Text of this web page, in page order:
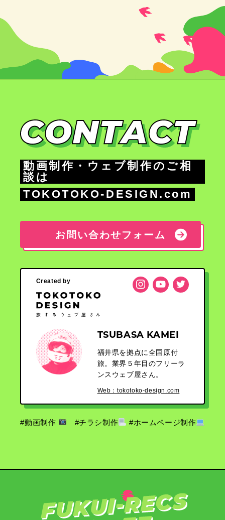
動画制作・ウェブ制作のご相
談は
TOKOTOKO-DESIGN.com
お問い合わせフォーム
Created by
TSUBASA KAMEI
福井県を拠点に全国原付
旅。業界５年目のフリーラ
ンスウェブ屋さん。
Web：tokotoko-design.com
#動画制作 #チラシ制作 #ホームページ制作